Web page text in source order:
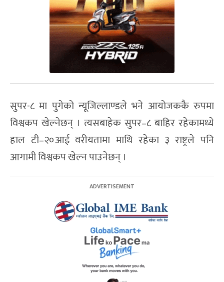
सुपर-८ मा पुगेको न्यूजिल्लाण्डले भने आयोजककै रुपमा
विश्वकप खेल्नेछन् । त्यसबाहेक सुपर–८ बाहिर रहेकामध्ये
हाल टी–२०आई वरीयतामा माथि रहेका ३ राष्ट्रले पनि
आगामी विश्वकप खेल्न पाउनेछन् ।